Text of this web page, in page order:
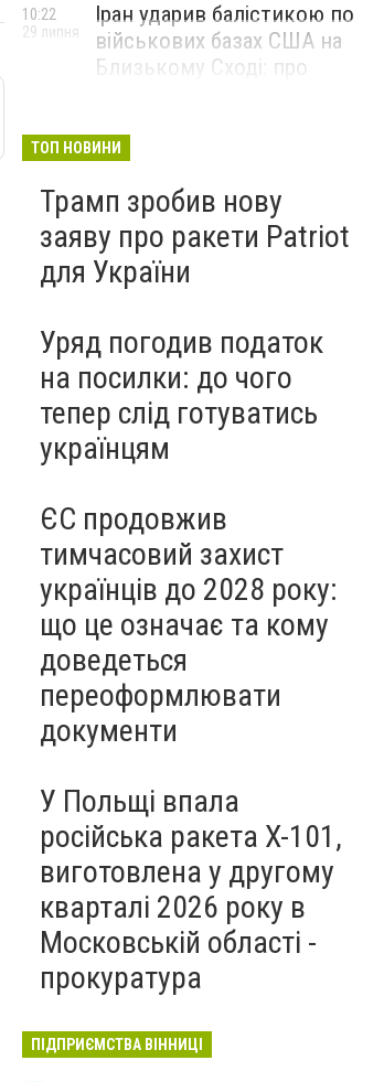
Іран ударив балістикою по
військових базах США на
Близькому Сході: про
10:22
29 липня
ТОП НОВИНИ
Трамп зробив нову
заяву про ракети Patriot
для України
Уряд погодив податок
на посилки: до чого
тепер слід готуватись
українцям
ЄС продовжив
тимчасовий захист
українців до 2028 року:
що це означає та кому
доведеться
переоформлювати
документи
У Польщі впала
російська ракета X-101,
виготовлена у другому
кварталі 2026 року в
Московській області -
прокуратура
ПІДПРИЄМСТВА ВІННИЦІ